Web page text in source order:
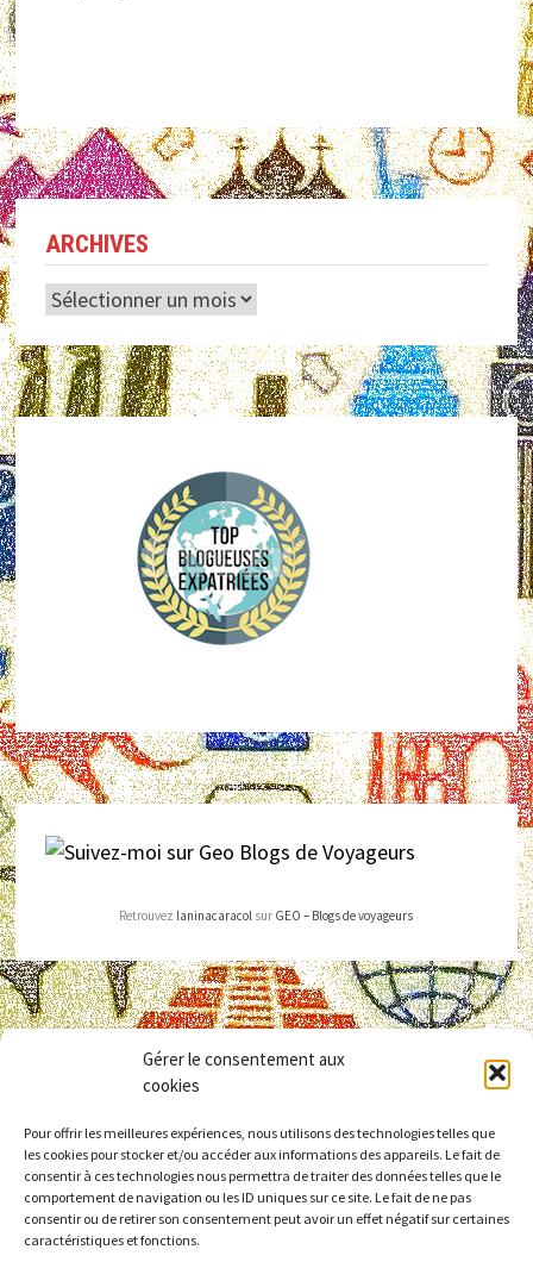
Gérer le consentement aux
cookies
Pour offrir les meilleures expériences, nous utilisons des technologies telles que
les cookies pour stocker et/ou accéder aux informations des appareils. Le fait de
consentir à ces technologies nous permettra de traiter des données telles que le
comportement de navigation ou les ID uniques sur ce site. Le fait de ne pas
consentir ou de retirer son consentement peut avoir un effet négatif sur certaines
caractéristiques et fonctions.
ARCHIVES
Archives
Retrouvez laninacaracol sur GEO – Blogs de voyageurs